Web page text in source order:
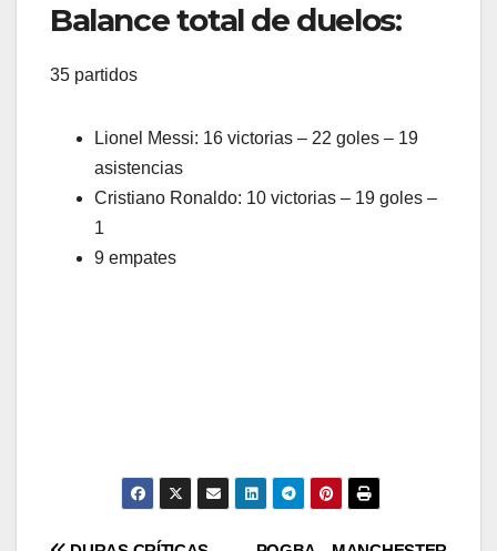
Balance total de duelos:
35 partidos
Lionel Messi: 16 victorias – 22 goles – 19
asistencias
Cristiano Ronaldo: 10 victorias – 19 goles –
1
9 empates